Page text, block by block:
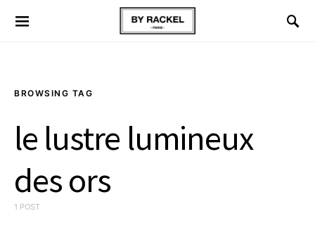
BROWSING TAG
le lustre lumineux
des ors
1 POST